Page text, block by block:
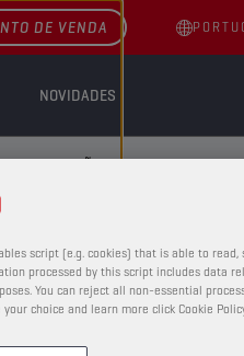
NOVIDADES
DE VENDA
script (e.g. cookies) that is able to
processed by this script includes data
You can reject all non-essential
your choice and learn more click Cookie